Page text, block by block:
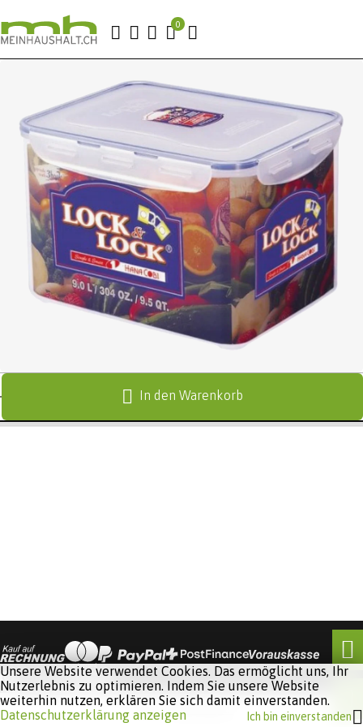
In den Warenkorb
Software:
Unsere Website verwendet Cookies. Das ermöglicht uns, Ihr
Nutzerlebnis zu optimieren. Indem Sie unsere Website
weiterhin nutzen, erklären Sie sich damit einverstanden.
Datenschutzerklärung anzeigen
Ich bin einverstanden